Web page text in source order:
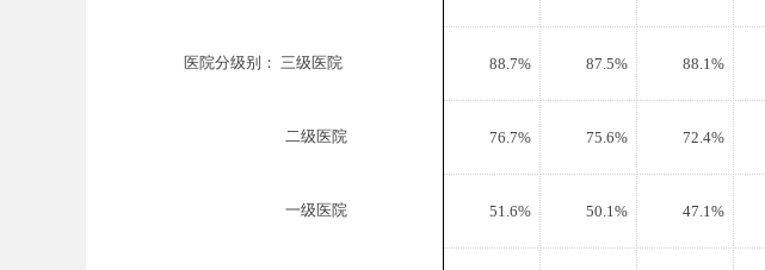
医院分级别： 三级医院 88.7% 87.5% 88.1%
二级医院 76.7% 75.6% 72.4%
一级医院 51.6% 50.1% 47.1%